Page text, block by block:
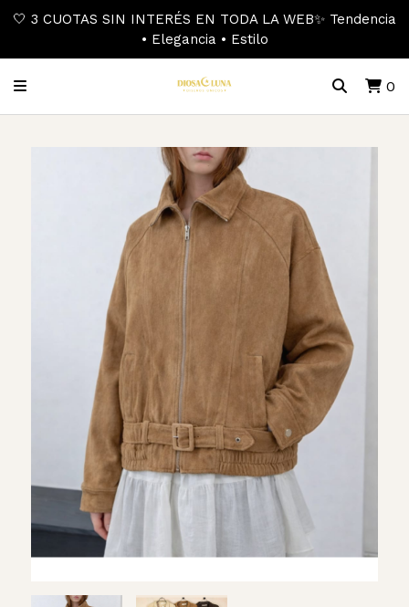
🤍 3 CUOTAS SIN INTERÉS EN TODA LA WEB✨ Tendencia
• Elegancia • Estilo
0